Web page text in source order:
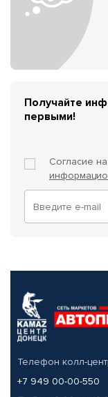
Получайте
первыми!
Согласие
Телефон колл-
+7 949 00-00-550